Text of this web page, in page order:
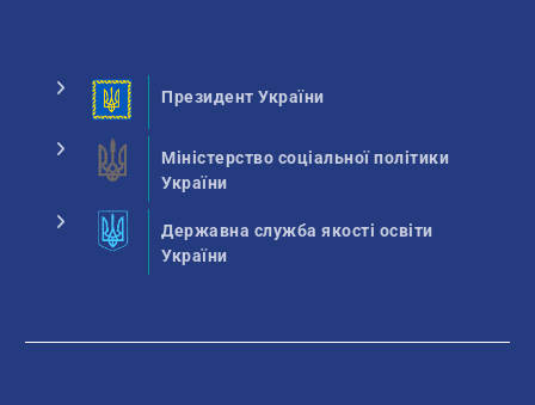
Президент України
Міністерство соціальної політики
України
Державна служба якості освіти
України